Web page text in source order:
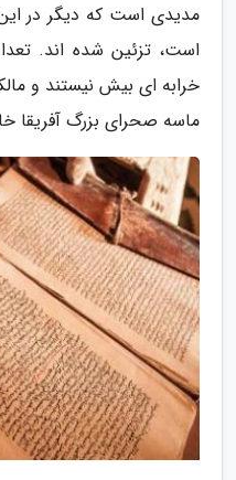
مدیدی است که دیگر در
است، تزئین شده اند.
خرابه ای بیش نیستند و
ماسه صحرای بزرگ آفریقا